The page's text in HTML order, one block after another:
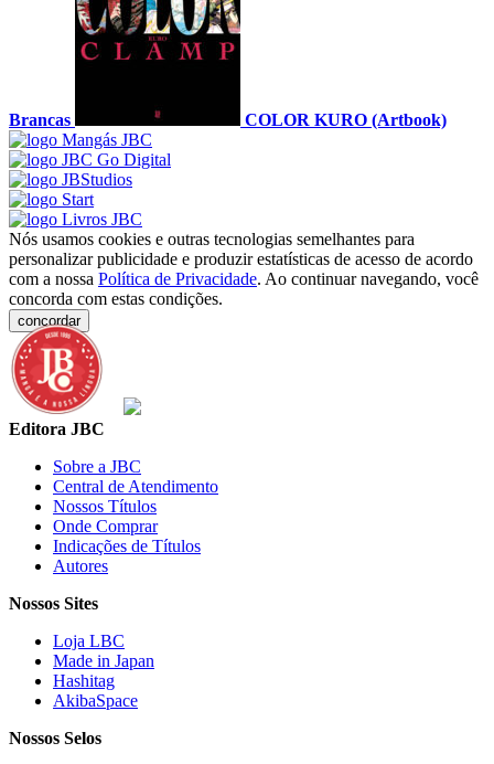
Brancas COLOR KURO (Artbook)
Nós usamos cookies e outras tecnologias semelhantes para
personalizar publicidade e produzir estatísticas de acesso de acordo
com a nossa Política de Privacidade. Ao continuar navegando, você
concorda com estas condições.
concordar
Editora JBC
Sobre a JBC
Central de Atendimento
Nossos Títulos
Onde Comprar
Indicações de Títulos
Autores
Nossos Sites
Loja LBC
Made in Japan
Hashitag
AkibaSpace
Nossos Selos